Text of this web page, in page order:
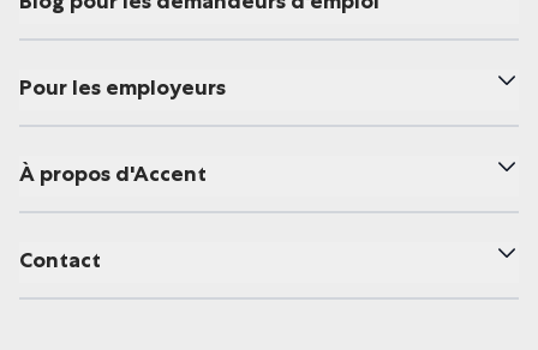
Pour les employeurs
À propos d'Accent
Contact